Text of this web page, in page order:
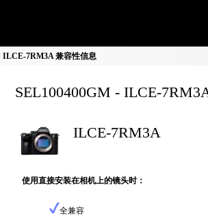
ILCE-7RM3A 兼容性信息
SEL100400GM - ILCE-
ILCE-7RM3A
使用直接安装在相机上的镜头时：
全兼容